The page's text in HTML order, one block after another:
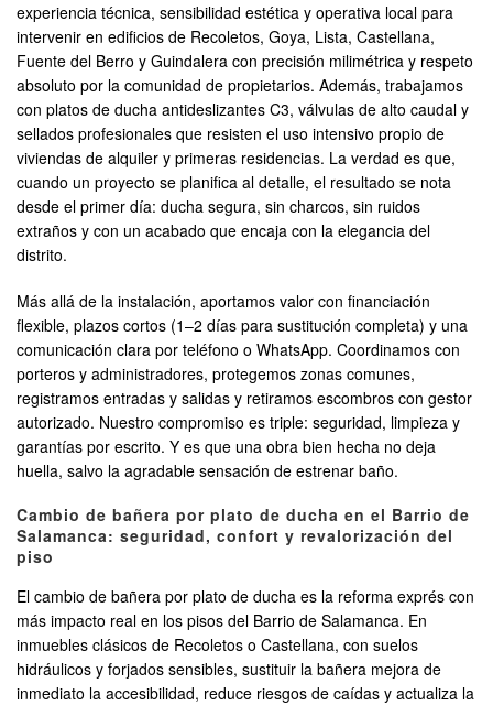
experiencia técnica, sensibilidad estética y operativa local para
intervenir en edificios de Recoletos, Goya, Lista, Castellana,
Fuente del Berro y Guindalera con precisión milimétrica y respeto
absoluto por la comunidad de propietarios. Además, trabajamos
con platos de ducha antideslizantes C3, válvulas de alto caudal y
sellados profesionales que resisten el uso intensivo propio de
viviendas de alquiler y primeras residencias. La verdad es que,
cuando un proyecto se planifica al detalle, el resultado se nota
desde el primer día: ducha segura, sin charcos, sin ruidos
extraños y con un acabado que encaja con la elegancia del
distrito.
Más allá de la instalación, aportamos valor con financiación
flexible, plazos cortos (1–2 días para sustitución completa) y una
comunicación clara por teléfono o WhatsApp. Coordinamos con
porteros y administradores, protegemos zonas comunes,
registramos entradas y salidas y retiramos escombros con gestor
autorizado. Nuestro compromiso es triple: seguridad, limpieza y
garantías por escrito. Y es que una obra bien hecha no deja
huella, salvo la agradable sensación de estrenar baño.
Cambio de bañera por plato de ducha en el Barrio de
Salamanca: seguridad, confort y revalorización del
piso
El cambio de bañera por plato de ducha es la reforma exprés con
más impacto real en los pisos del Barrio de Salamanca. En
inmuebles clásicos de Recoletos o Castellana, con suelos
hidráulicos y forjados sensibles, sustituir la bañera mejora de
inmediato la accesibilidad, reduce riesgos de caídas y actualiza la